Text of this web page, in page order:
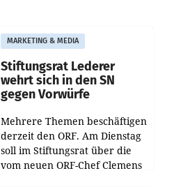
MARKETING & MEDIA
Stiftungsrat Lederer
wehrt sich in den SN
gegen Vorwürfe
Mehrere Themen beschäftigen
derzeit den ORF. Am Dienstag
soll im Stiftungsrat über die
vom neuen ORF-Chef Clemens